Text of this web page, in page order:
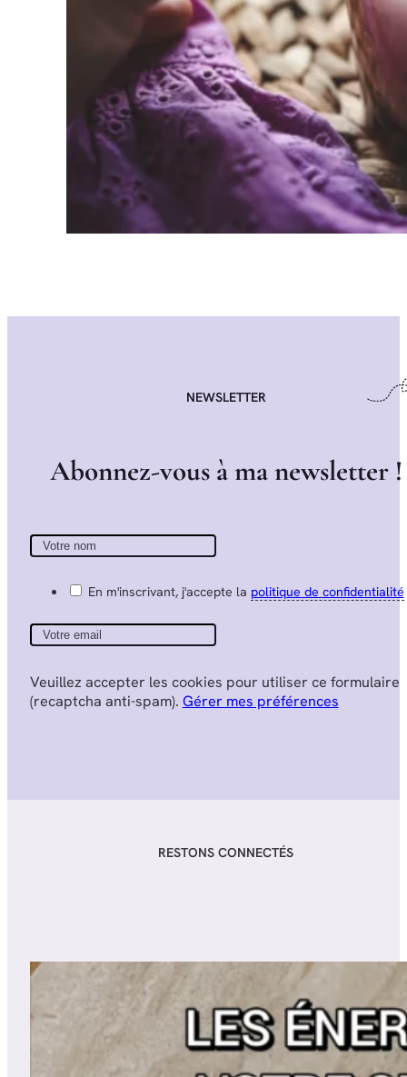
NEWSLETTER
Abonnez-vous àmanewsletter !
En m'inscrivant, j'accepte la politique de confidentialité
Veuillez accepter les cookies pour utiliser ce formulaire
(recaptcha anti-spam). Gérer mes préférences
RESTONS CONNECTÉS